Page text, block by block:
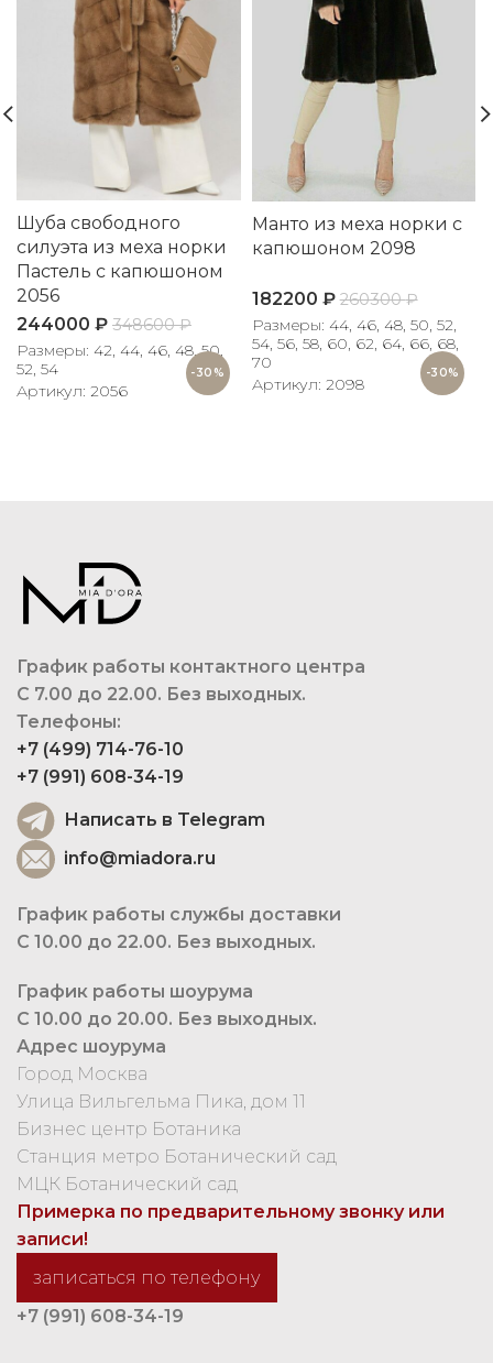
-30%
Шуба свободного
силуэта из меха норки
Пастель с капюшоном
2056
244000 ₽ 348600₽
Размеры: 42, 44, 46, 48, 50,
52, 54
Артикул: 2056
-30%
Манто из меха норки с
капюшоном 2098
182200 ₽ 260300₽
Размеры: 44, 46, 48, 50, 52,
54, 56, 58, 60, 62, 64, 66, 68,
70
Артикул: 2098
График работы контактного центра
С 7.00 до 22.00. Без выходных.
Телефоны:
+7 (499) 714-76-10
+7 (991) 608-34-19
Написать в Telegram
info@miadora.ru
График работы службы доставки
С 10.00 до 22.00. Без выходных.
График работы шоурума
С 10.00 до 20.00. Без выходных.
Адрес шоурума
Город Москва
Улица Вильгельма Пика, дом 11
Бизнес центр Ботаника
Станция метро Ботанический сад
МЦК Ботанический сад
Примерка по предварительному звонку или
записи!
записаться по телефону
+7 (991) 608-34-19